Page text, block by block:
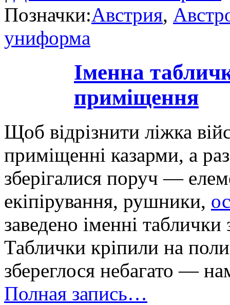
Позначки:Австрия,
униформа
Іменна
приміщення
Щоб відрізнити ліжка
приміщенні казарми, а
зберігалися поруч —
екіпірування, рушники,
заведено іменні
Таблички кріпили на
збереглося небагато —
Полная запись…